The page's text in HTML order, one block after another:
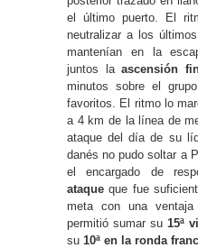
el último puerto. El
neutralizar a los
mantenían en la
juntos la ascensión
minutos sobre el
favoritos. El ritmo lo
a 4 km de la línea de
ataque del día de su
danés no pudo soltar a
el encargado de
ataque que fue
meta con una
permitió sumar su 15ª
su 10ª en la ronda